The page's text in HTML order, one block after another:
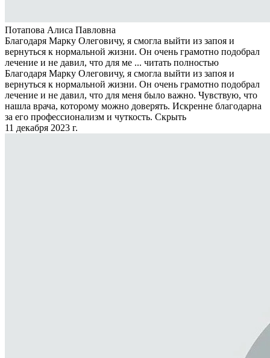
Потапова Алиса Павловна
Благодаря Марку Олеговичу, я смогла выйти из запоя и
вернуться к нормальной жизни. Он очень грамотно подобрал
лечение и не давил, что для ме ... читать полностью
Благодаря Марку Олеговичу, я смогла выйти из запоя и
вернуться к нормальной жизни. Он очень грамотно подобрал
лечение и не давил, что для меня было важно. Чувствую, что
нашла врача, которому можно доверять. Искренне благодарна
за его профессионализм и чуткость. Скрыть
11 декабря 2023 г.